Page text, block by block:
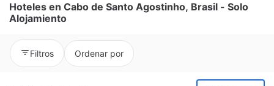
Fechas
Hoteles en Cabo de Santo Agostinho, Brasil - Solo
Alojamiento
Filtros Ordenar por